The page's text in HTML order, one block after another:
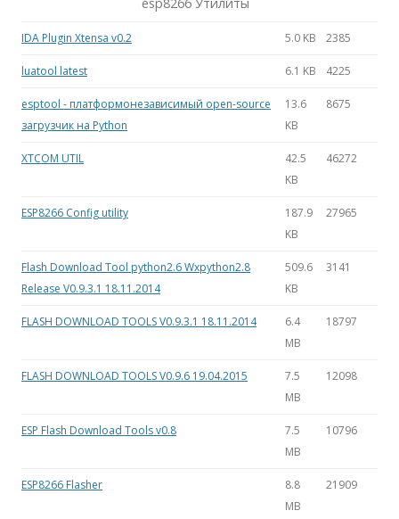
IDA Plugin Xtensa v0.2 5.0 KB 2385
luatool latest 6.1 KB 4225
esptool - платформонезависимый open-source
загрузчик на Python
13.6
KB
8675
XTCOM UTIL
42.5
KB
46272
ESP8266 Config utility
187.9
KB
27965
Flash Download Tool python2.6 Wxpython2.8
Release V0.9.3.1 18.11.2014
509.6
KB
3141
FLASH DOWNLOAD TOOLS V0.9.3.1 18.11.2014
6.4
MB
18797
FLASH DOWNLOAD TOOLS V0.9.6 19.04.2015
7.5
MB
12098
ESP Flash Download Tools v0.8
7.5
MB
10796
ESP8266 Flasher
8.8
MB
21909